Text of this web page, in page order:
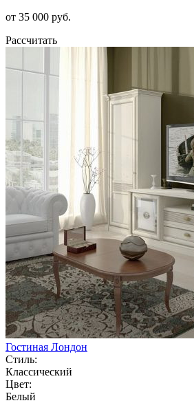
от 35 000 руб.
Рассчитать
Гостиная Лондон
Стиль:
Классический
Цвет:
Белый